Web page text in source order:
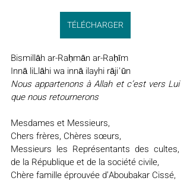
TÉLÉCHARGER
Bismillāh ar-Raḥmān ar-Raḥīm
Innā liLlāhi wa innā ilayhi rājiʿūn
Nous appartenons à Allah et c’est vers Lui
que nous retournerons
Mesdames et Messieurs,
Chers frères, Chères sœurs,
Messieurs les Représentants des cultes,
de la République et de la société civile,
Chère famille éprouvée d’Aboubakar Cissé,